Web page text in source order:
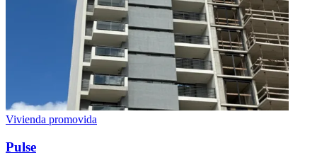
Vivienda promovida
Pulse